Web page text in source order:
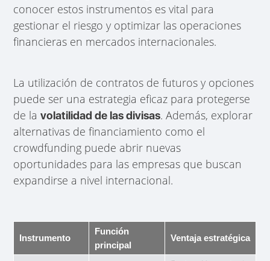
conocer estos instrumentos es vital para
gestionar el riesgo y optimizar las operaciones
financieras en mercados internacionales.
La utilización de contratos de futuros y opciones
puede ser una estrategia eficaz para protegerse
de lavolatilidad de las divisas. Además, explorar
alternativas de financiamiento como el
crowdfunding puede abrir nuevas
oportunidades para las empresas que buscan
expandirse a nivel internacional.
Instrumento
Función
principal
Ventaja estratégica